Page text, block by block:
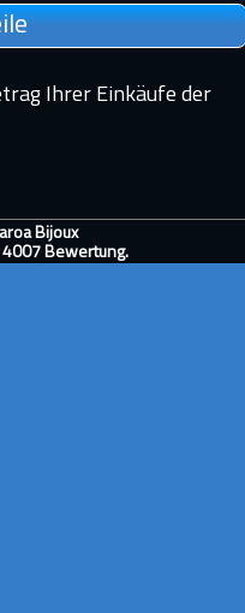
Ihrer Einkäufe der
Bijoux
4007 Bewertung.